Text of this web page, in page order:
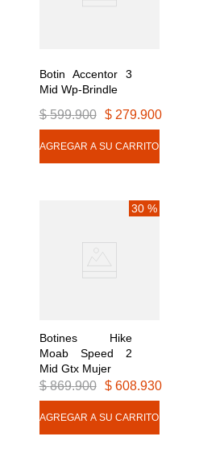
Botin Accentor 3
Mid Wp-Brindle
$ 599.900 $ 279.900
30 %
Botines Hike
Moab Speed 2
Mid Gtx Mujer
$ 869.900 $ 608.930